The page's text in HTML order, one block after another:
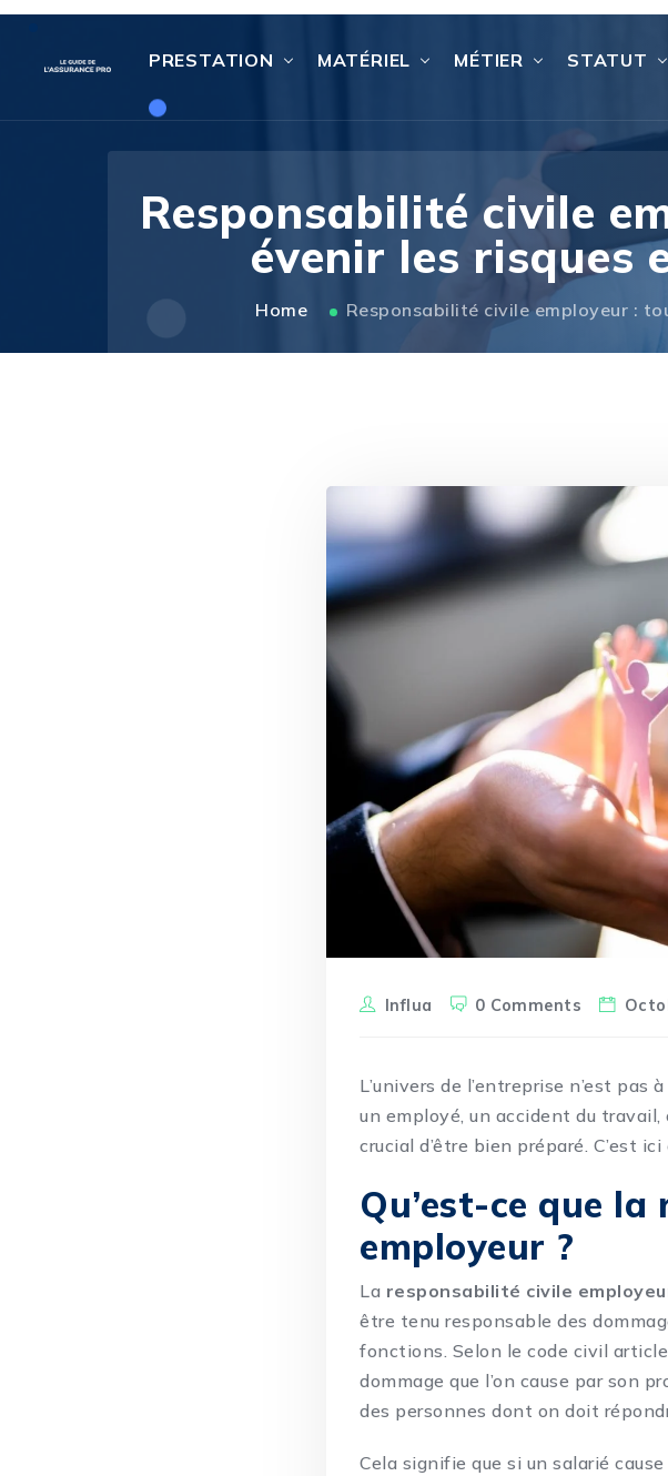
PRESTATION MATÉRIEL MÉTIER STATUT
Responsabilité civile
évenir les risques
Home Responsabilité civile employeur :
Influa 0 Comments
L’univers de l’entreprise n’est pas
un employé, un accident du
crucial d’être bien préparé. C’est ici
Qu’est-ce que
employeur ?
La responsabilité civile
être tenu responsable des
fonctions. Selon le code civil
dommage que l’on cause par son
des personnes dont on doit
Cela signifie que si un salarié